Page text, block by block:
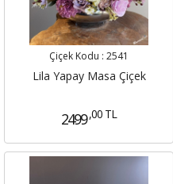
Çiçek Kodu : 2541
Lila Yapay Masa Çiçek
2499 ,00 TL